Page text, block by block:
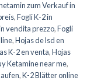
zum Verkauf in
,Fogli K-2 in
vendita prezzo,Fogli
,Hojas de lsd en
K-2 en venta,Hojas
Ketamine near me,
,K-2 Blätter online